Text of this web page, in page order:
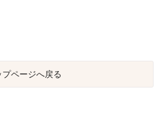
プページへ戻る